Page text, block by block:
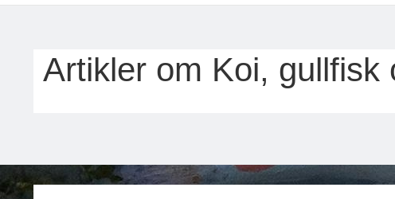
Artikler om Koi, gullfisk